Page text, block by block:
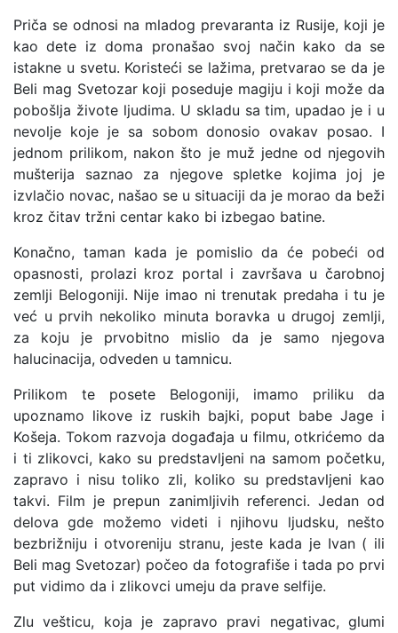
Priča se odnosi na mladog prevaranta iz Rusije, koji je
kao dete iz doma pronašao svoj način kako da se
istakne u svetu. Koristeći se lažima, pretvarao se da je
Beli mag Svetozar koji poseduje magiju i koji može da
pobošlja živote ljudima. U skladu sa tim, upadao je i u
nevolje koje je sa sobom donosio ovakav posao. I
jednom prilikom, nakon što je muž jedne od njegovih
mušterija saznao za njegove spletke kojima joj je
izvlačio novac, našao se u situaciji da je morao da beži
kroz čitav tržni centar kako bi izbegao batine.
Konačno, taman kada je pomislio da će pobeći od
opasnosti, prolazi kroz portal i završava u čarobnoj
zemlji Belogoniji. Nije imao ni trenutak predaha i tu je
već u prvih nekoliko minuta boravka u drugoj zemlji,
za koju je prvobitno mislio da je samo njegova
halucinacija, odveden u tamnicu.
Prilikom te posete Belogoniji, imamo priliku da
upoznamo likove iz ruskih bajki, poput babe Jage i
Košeja. Tokom razvoja događaja u filmu, otkrićemo da
i ti zlikovci, kako su predstavljeni na samom početku,
zapravo i nisu toliko zli, koliko su predstavljeni kao
takvi. Film je prepun zanimljivih referenci. Jedan od
delova gde možemo videti i njihovu ljudsku, nešto
bezbrižniju i otvoreniju stranu, jeste kada je Ivan ( ili
Beli mag Svetozar) počeo da fotografiše i tada po prvi
put vidimo da i zlikovci umeju da prave selfije.
Zlu vešticu, koja je zapravo pravi negativac, glumi